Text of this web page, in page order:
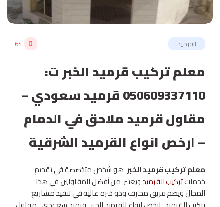
القرميد 64
معلم تركيب قرميد الخبر ت:
050609337110 قرميد سعودي –
مقاول قرميد ملاحق في الدمام
– ارخص انواع القرميد الشرقية
معلم تركيب قرميد الخبر هو شخص متخصصة في تقديم
خدماتتركيب القرميدويعتبر من أفضل المقاولين في هذا
المجال ويضم فريق محترف وذو خبرة عالية في تنفيذ مشاريع